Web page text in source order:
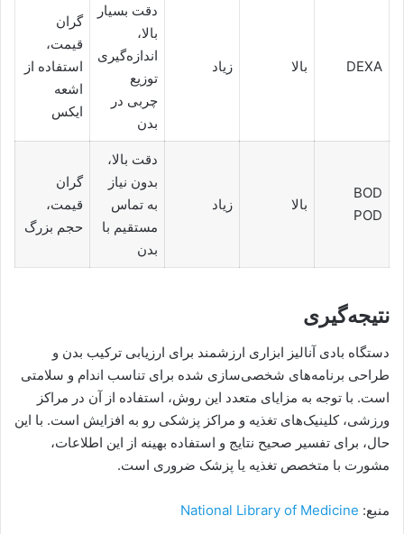
DEXA بالا زیاد
دقت بسیار
بالا،
اندازه‌گیری
توزیع
چربی در
بدن
گران
قیمت،
استفاده از
اشعه
ایکس
BOD
POD
بالا زیاد
دقت بالا،
بدون نیاز
به تماس
مستقیم با
بدن
گران
قیمت،
حجم بزرگ
نتیجه‌گیری
دستگاه بادی آنالیز ابزاری ارزشمند برای ارزیابی ترکیب بدن و
طراحی برنامه‌های شخصی‌سازی شده برای تناسب اندام و سلامتی
است. با توجه به مزایای متعدد این روش، استفاده از آن در مراکز
ورزشی، کلینیک‌های تغذیه و مراکز پزشکی رو به افزایش است. با این
حال، برای تفسیر صحیح نتایج و استفاده بهینه از این اطلاعات،
مشورت با متخصص تغذیه یا پزشک ضروری است.
منبع: National Library of Medicine